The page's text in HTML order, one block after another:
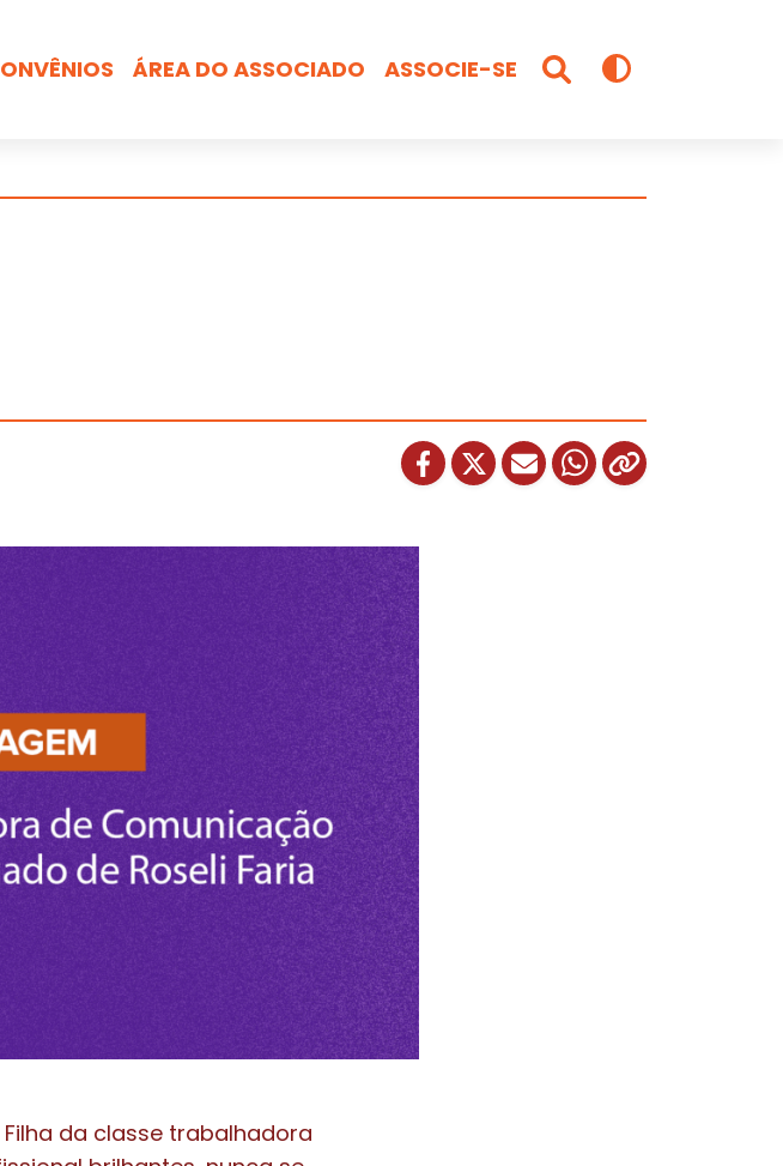
ÁREA DO ASSOCIADO ASSOCIE-SE
Busca
da classe trabalhadora